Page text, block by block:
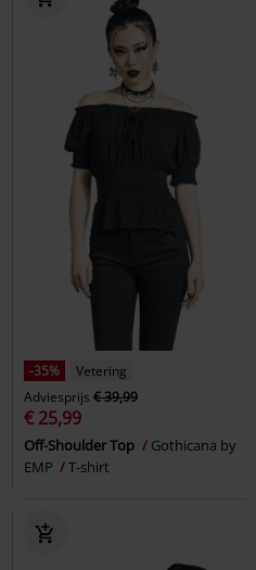
-35%
Vetering
Adviesprijs € 39,99
€ 25,99
Off-Shoulder Top
Gothicana by
EMP
T-shirt